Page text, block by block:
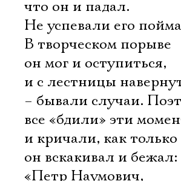
что он и падал.
Не успевали его
В творческом порыве
он мог и оступиться,
и с лестницы
– бывали случаи.
все «бдили» эти
и кричали, как только
он вскакивал и бежал:
«Петр Наумович,